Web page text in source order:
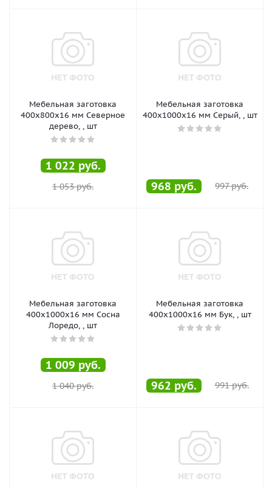
Мебельная заготовка
400х800х16 мм Северное
дерево, , шт
1 022 руб.
1 053руб.
Мебельная заготовка
400х1000х16 мм Серый, , шт
968 руб. 997руб.
Мебельная заготовка
400х1000х16 мм Сосна
Лоредо, , шт
1 009 руб.
1 040руб.
Мебельная заготовка
400х1000х16 мм Бук, , шт
962 руб. 991руб.